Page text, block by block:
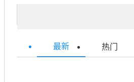
最新 热门